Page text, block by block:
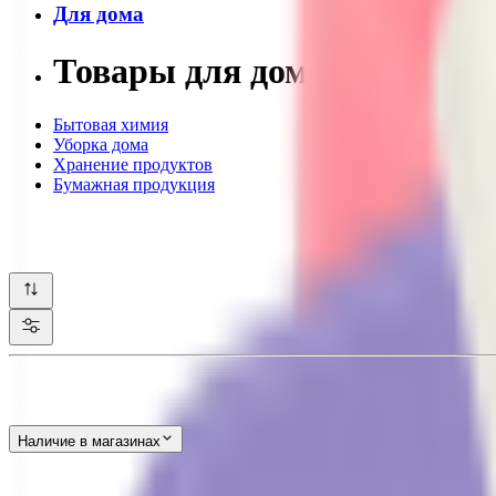
Для дома
Товары для дома
Бытовая химия
Уборка дома
Хранение продуктов
Бумажная продукция
Наличие в магазинах